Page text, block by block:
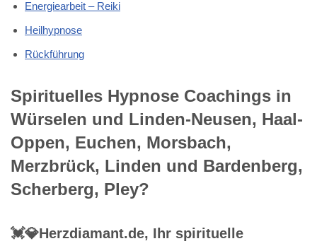
Energiearbeit – Reiki
Heilhypnose
Rückführung
Spirituelles Hypnose Coachings in
Würselen und Linden-Neusen, Haal-
Oppen, Euchen, Morsbach,
Merzbrück, Linden und Bardenberg,
Scherberg, Pley?
💓️💎Herzdiamant.de, Ihr spirituelle